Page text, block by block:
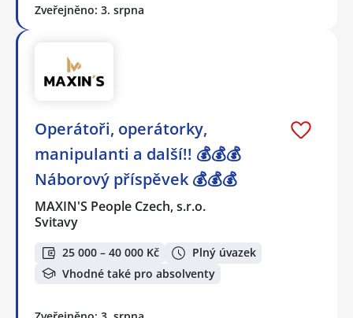
Zveřejněno: 3. srpna
Operátoři, operátorky,
manipulanti a další!! 💰💰💰
Náborový příspěvek 💰💰💰
MAXIN'S People Czech, s.r.o.
Svitavy
25 000 – 40 000 Kč
Plný úvazek
Vhodné také pro absolventy